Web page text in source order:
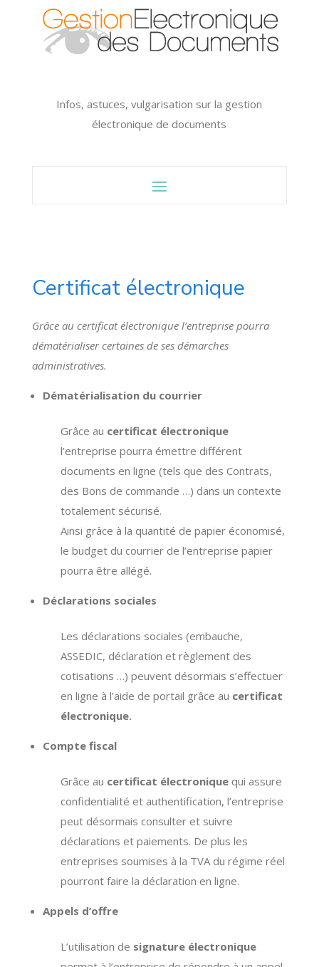
Infos, astuces, vulgarisation sur la gestion
électronique de documents
Certificat électronique
Grâce au certificat électronique l’entreprise pourra
dématérialiser certaines de ses démarches
administratives.
Dématérialisation du courrier
Grâce au certificat électronique
l’entreprise pourra émettre différent
documents en ligne (tels que des Contrats,
des Bons de commande …) dans un contexte
totalement sécurisé.
Ainsi grâce à la quantité de papier économisé,
le budget du courrier de l’entreprise papier
pourra être allégé.
Déclarations sociales
Les déclarations sociales (embauche,
ASSEDIC, déclaration et règlement des
cotisations …) peuvent désormais s’effectuer
en ligne à l’aide de portail grâce au certificat
électronique.
Compte fiscal
Grâce au certificat électronique qui assure
confidentialité et authentification, l’entreprise
peut désormais consulter et suivre
déclarations et paiements. De plus les
entreprises soumises à la TVA du régime réel
pourront faire la déclaration en ligne.
Appels d’offre
L’utilisation de signature électronique